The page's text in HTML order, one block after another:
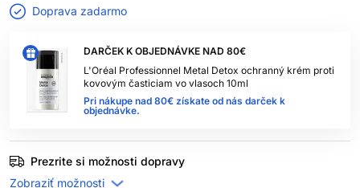
DARČEK K OBJEDNÁVKE NAD 80€
L'Oréal Professionnel Metal Detox ochranný krém proti
kovovým časticiam vo vlasoch 10ml
Pri nákupe nad 80€ získate od nás darček k
objednávke.
Doprava zadarmo
Prezrite si možnosti dopravy